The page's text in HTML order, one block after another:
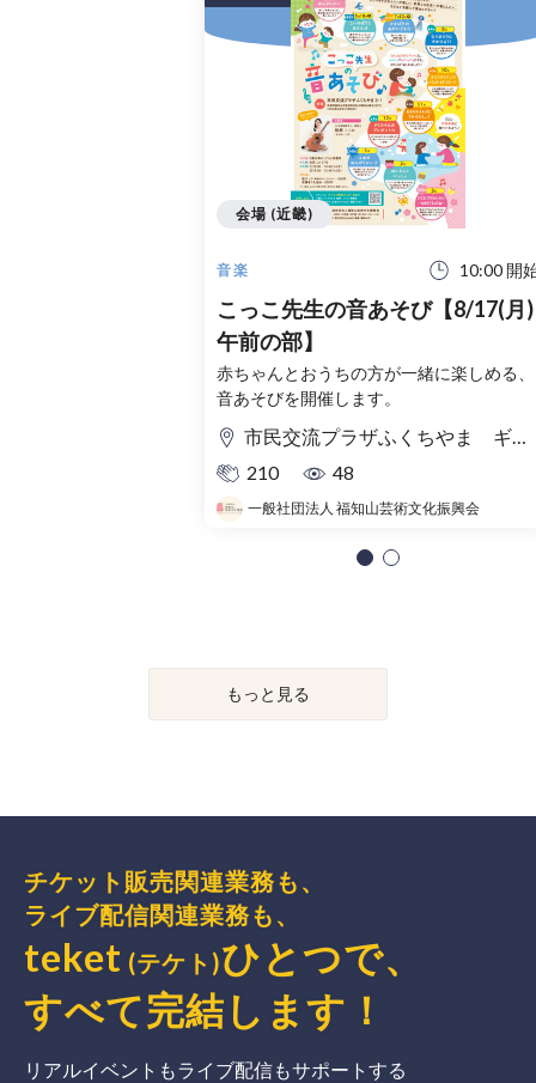
音楽 10:00 開
こっこ先生の音あそび【8/17(月)
午前の部】
赤ちゃんとおうちの方が一緒に楽しめる、
音あそびを開催します。
市民交流プラザふくちやま ギャラリー
210
48
一般社団法人 福知山芸術文化振興会
会場 (近畿)
もっと見る
チケット販売関連業務も、
ライブ配信関連業務も、
teket (テケト)ひとつで、
すべて完結 します ！
リアルイベントもライブ配信もサポートする